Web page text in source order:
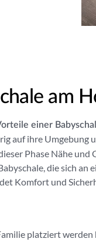
am
einer
auf ihre Umgebung
Phase Nähe und
die sich an
Komfort und
platziert